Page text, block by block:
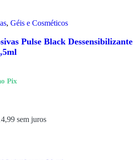
, Géis e Cosméticos
Pulse Black Dessensibilizante
sem juros
Pix